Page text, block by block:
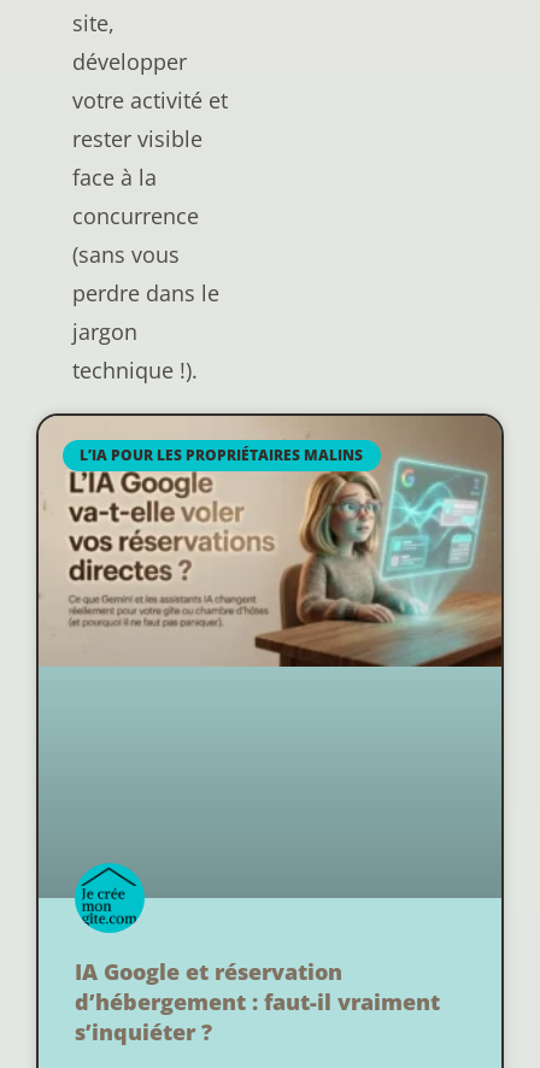
site,
développer
votre activité et
rester visible
face à la
concurrence
(sans vous
perdre dans le
jargon
technique !).
L’IA POUR LES PROPRIÉTAIRES MALINS
IA Google et réservation
d’hébergement : faut-il vraiment
s’inquiéter ?